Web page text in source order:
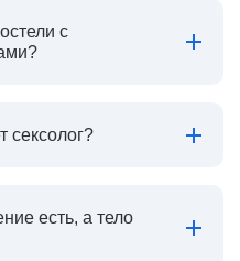
с
сексолог?
есть, а тело